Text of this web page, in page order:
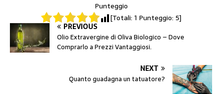
Punteggio
[Totali: 1 Punteggio: 5]
PREVIOUS
Olio Extravergine di Oliva Biologico – Dove
Comprarlo a Prezzi Vantaggiosi.
NEXT
Quanto guadagna un tatuatore?